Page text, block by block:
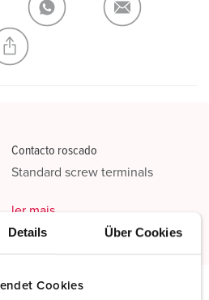
Details Über Cookies
Cookies
NOVA LISTA
Contacto roscado
Standard screw terminals
ler mais